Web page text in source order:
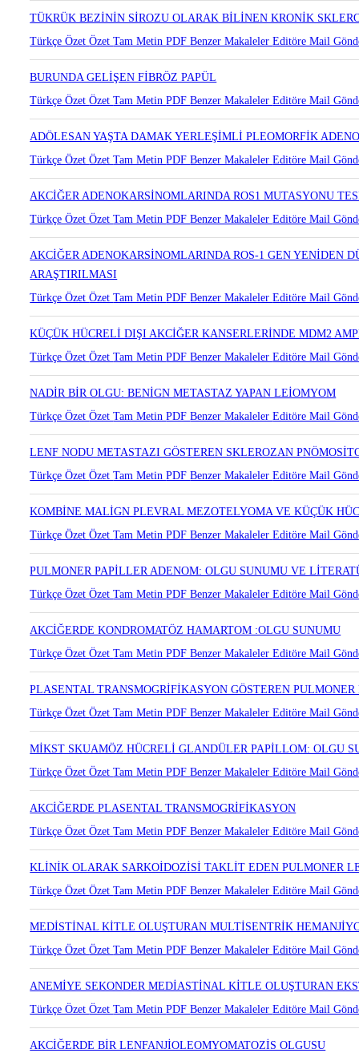
TÜKRÜK BEZİNİN SİROZU OLARAK BİLİNEN KRONİK
Türkçe ÖzetÖzetTam MetinPDFBenzer MakalelerEditöre Mail
BURUNDA GELİŞEN FİBRÖZ PAPÜL
Türkçe ÖzetÖzetTam MetinPDFBenzer MakalelerEditöre Mail
ADÖLESAN YAŞTA DAMAK YERLEŞİMLİ PLEOMORFİK
Türkçe ÖzetÖzetTam MetinPDFBenzer MakalelerEditöre Mail
AKCİĞER ADENOKARSİNOMLARINDA ROS1 MUTASYONU
Türkçe ÖzetÖzetTam MetinPDFBenzer MakalelerEditöre Mail
AKCİĞER ADENOKARSİNOMLARINDA ROS-1 GEN YENİDEN
ARAŞTIRILMASI
Türkçe ÖzetÖzetTam MetinPDFBenzer MakalelerEditöre Mail
KÜÇÜK HÜCRELİ DIŞI AKCİĞER KANSERLERİNDE MDM2
Türkçe ÖzetÖzetTam MetinPDFBenzer MakalelerEditöre Mail
NADİR BİR OLGU: BENİGN METASTAZ YAPAN LEİOMYOM
Türkçe ÖzetÖzetTam MetinPDFBenzer MakalelerEditöre Mail
LENF NODU METASTAZI GÖSTEREN SKLEROZAN
Türkçe ÖzetÖzetTam MetinPDFBenzer MakalelerEditöre Mail
KOMBİNE MALİGN PLEVRAL MEZOTELYOMA VE KÜÇÜK
Türkçe ÖzetÖzetTam MetinPDFBenzer MakalelerEditöre Mail
PULMONER PAPİLLER ADENOM: OLGU SUNUMU VE
Türkçe ÖzetÖzetTam MetinPDFBenzer MakalelerEditöre Mail
AKCİĞERDE KONDROMATÖZ HAMARTOM :OLGU SUNUMU
Türkçe ÖzetÖzetTam MetinPDFBenzer MakalelerEditöre Mail
PLASENTAL TRANSMOGRİFİKASYON GÖSTEREN
Türkçe ÖzetÖzetTam MetinPDFBenzer MakalelerEditöre Mail
MİKST SKUAMÖZ HÜCRELİ GLANDÜLER PAPİLLOM: OLGU
Türkçe ÖzetÖzetTam MetinPDFBenzer MakalelerEditöre Mail
AKCİĞERDE PLASENTAL TRANSMOGRİFİKASYON
Türkçe ÖzetÖzetTam MetinPDFBenzer MakalelerEditöre Mail
KLİNİK OLARAK SARKOİDOZİSİ TAKLİT EDEN PULMONER
Türkçe ÖzetÖzetTam MetinPDFBenzer MakalelerEditöre Mail
MEDİSTİNAL KİTLE OLUŞTURAN MULTİSENTRİK
Türkçe ÖzetÖzetTam MetinPDFBenzer MakalelerEditöre Mail
ANEMİYE SEKONDER MEDİASTİNAL KİTLE OLUŞTURAN
Türkçe ÖzetÖzetTam MetinPDFBenzer MakalelerEditöre Mail
AKCİĞERDE BİR LENFANJİOLEOMYOMATOZİS OLGUSU